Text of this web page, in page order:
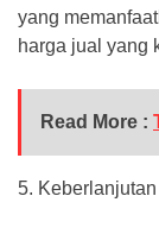
yang
harga jual yang
Read More :
5.